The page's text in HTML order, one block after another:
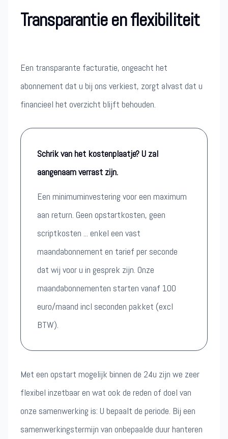
Transparantie en flexibiliteit
Een transparante facturatie, ongeacht het
abonnement dat u bij ons verkiest, zorgt alvast dat u
financieel het overzicht blijft behouden.
Schrik van het kostenplaatje? U zal
aangenaam verrast zijn.
Een minimuminvestering voor een maximum
aan return. Geen opstartkosten, geen
scriptkosten ... enkel een vast
maandabonnement en tarief per seconde
dat wij voor u in gesprek zijn. Onze
maandabonnementen starten vanaf 100
euro/maand incl seconden pakket (excl
BTW).
Met een opstart mogelijk binnen de 24u zijn we zeer
flexibel inzetbaar en wat ook de reden of doel van
onze samenwerking is: U bepaalt de periode. Bij een
samenwerkingstermijn van onbepaalde duur hanteren